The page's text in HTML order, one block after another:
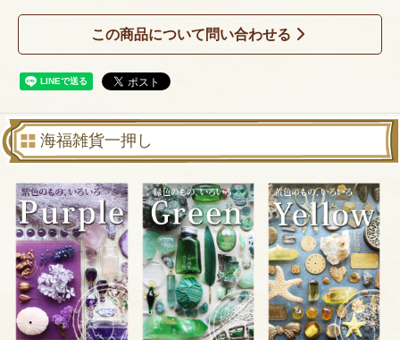
この商品について問い合わせる
海福雑貨一押し